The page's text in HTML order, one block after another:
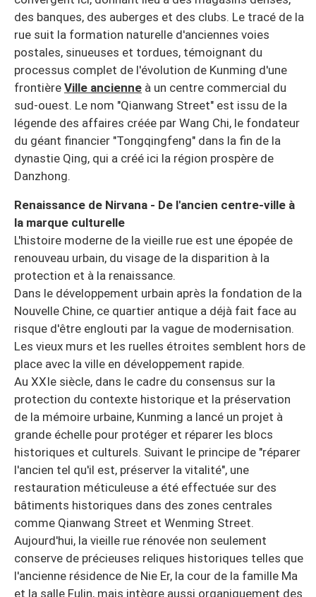
des banques, des auberges et des clubs. Le tracé de la
rue suit la formation naturelle d'anciennes voies
postales, sinueuses et tordues, témoignant du
processus complet de l'évolution de Kunming d'une
frontière Ville ancienne à un centre commercial du
sud-ouest. Le nom "Qianwang Street" est issu de la
légende des affaires créée par Wang Chi, le fondateur
du géant financier "Tongqingfeng" dans la fin de la
dynastie Qing, qui a créé ici la région prospère de
Danzhong.
Renaissance de Nirvana - De l'ancien centre-ville à
la marque culturelle
L'histoire moderne de la vieille rue est une épopée de
renouveau urbain, du visage de la disparition à la
protection et à la renaissance.
Dans le développement urbain après la fondation de la
Nouvelle Chine, ce quartier antique a déjà fait face au
risque d'être englouti par la vague de modernisation.
Les vieux murs et les ruelles étroites semblent hors de
place avec la ville en développement rapide.
Au XXIe siècle, dans le cadre du consensus sur la
protection du contexte historique et la préservation
de la mémoire urbaine, Kunming a lancé un projet à
grande échelle pour protéger et réparer les blocs
historiques et culturels. Suivant le principe de "réparer
l'ancien tel qu'il est, préserver la vitalité", une
restauration méticuleuse a été effectuée sur des
bâtiments historiques dans des zones centrales
comme Qianwang Street et Wenming Street.
Aujourd'hui, la vieille rue rénovée non seulement
conserve de précieuses reliques historiques telles que
l'ancienne résidence de Nie Er, la cour de la famille Ma
et la salle Fulin, mais intègre aussi organiquement des